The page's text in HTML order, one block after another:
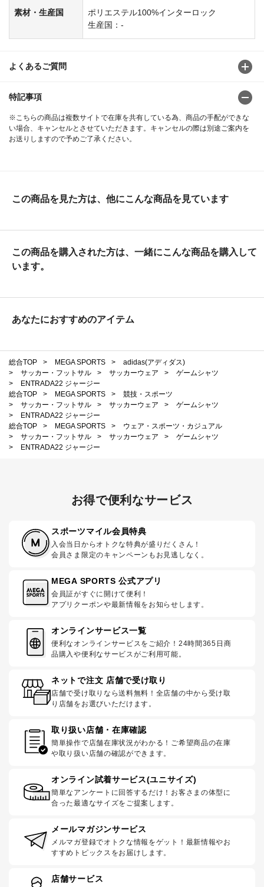
素材・生産国
ポリエステル100%インターロック
生産国：-
よくあるご質問
特記事項
※こちらの商品は複数サイトで在庫を共有している為、商品の手配ができな
い場合、キャンセルとさせていただきます。キャンセルの際は別途ご案内を
お送りしますので予めご了承ください。
この商品を見た方は、他にこんな商品を見ています
この商品を購入された方は、一緒にこんな商品を購入して
います。
あなたにおすすめのアイテム
総合TOP > MEGA SPORTS >
adidas(アディダス)
>
サッカー・フットサル > サッカーウェア >
ゲームシャツ
>
ENTRADA22 ジャージー
総合TOP
> MEGA SPORTS >
競技・スポーツ
>
サッカー・フットサル > サッカーウェア >
ゲームシャツ
>
ENTRADA22 ジャージー
総合TOP
> MEGA SPORTS >
ウェア・スポーツ・カジュアル
>
サッカー・フットサル > サッカーウェア >
ゲームシャツ
>
ENTRADA22 ジャージー
お得で便利なサービス
スポーツマイル会員特典
入会当日からオトクな特典が盛りだくさん！
会員さま限定のキャンペーンもお見逃しなく。
MEGA SPORTS 公式アプリ
会員証がすぐに開けて便利！
アプリクーポンや最新情報をお知らせします。
オンラインサービス一覧
便利なオンラインサービスをご紹介！24時間365日商
品購入や便利なサービスがご利用可能。
ネットで注文 店舗で受け取り
店舗で受け取りなら送料無料！全店舗の中から受け取
り店舗をお選びいただけます。
取り扱い店舗・在庫確認
簡単操作で店舗在庫状況がわかる！ご希望商品の在庫
や取り扱い店舗の確認ができます。
オンライン試着サービス(ユニサイズ)
簡単なアンケートに回答するだけ！お客さまの体型に
合った最適なサイズをご提案します。
メールマガジンサービス
メルマガ登録でオトクな情報をゲット！最新情報やお
すすめトピックスをお届けします。
店舗サービス